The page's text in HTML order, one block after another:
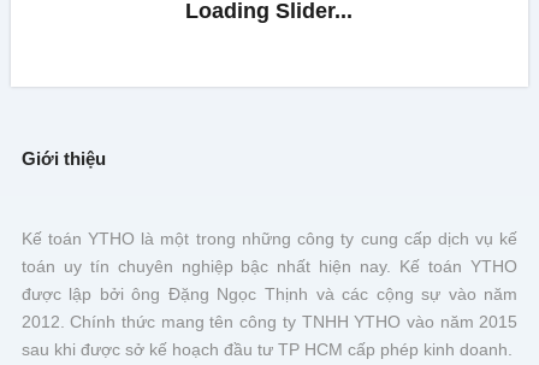
Giới thiệu
Kế toán YTHO là một trong những công ty cung cấp dịch vụ kế
toán uy tín chuyên nghiệp bậc nhất hiện nay. Kế toán YTHO
được lập bởi ông Đặng Ngọc Thịnh và các cộng sự vào năm
2012. Chính thức mang tên công ty TNHH YTHO vào năm 2015
sau khi được sở kế hoạch đầu tư TP HCM cấp phép kinh doanh.